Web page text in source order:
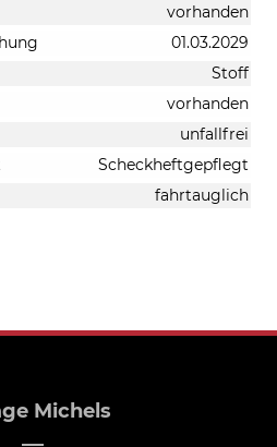
vorhanden
01.03.2029
Stoff
vorhanden
unfallfrei
Scheckheftgepflegt
fahrtauglich
Michels